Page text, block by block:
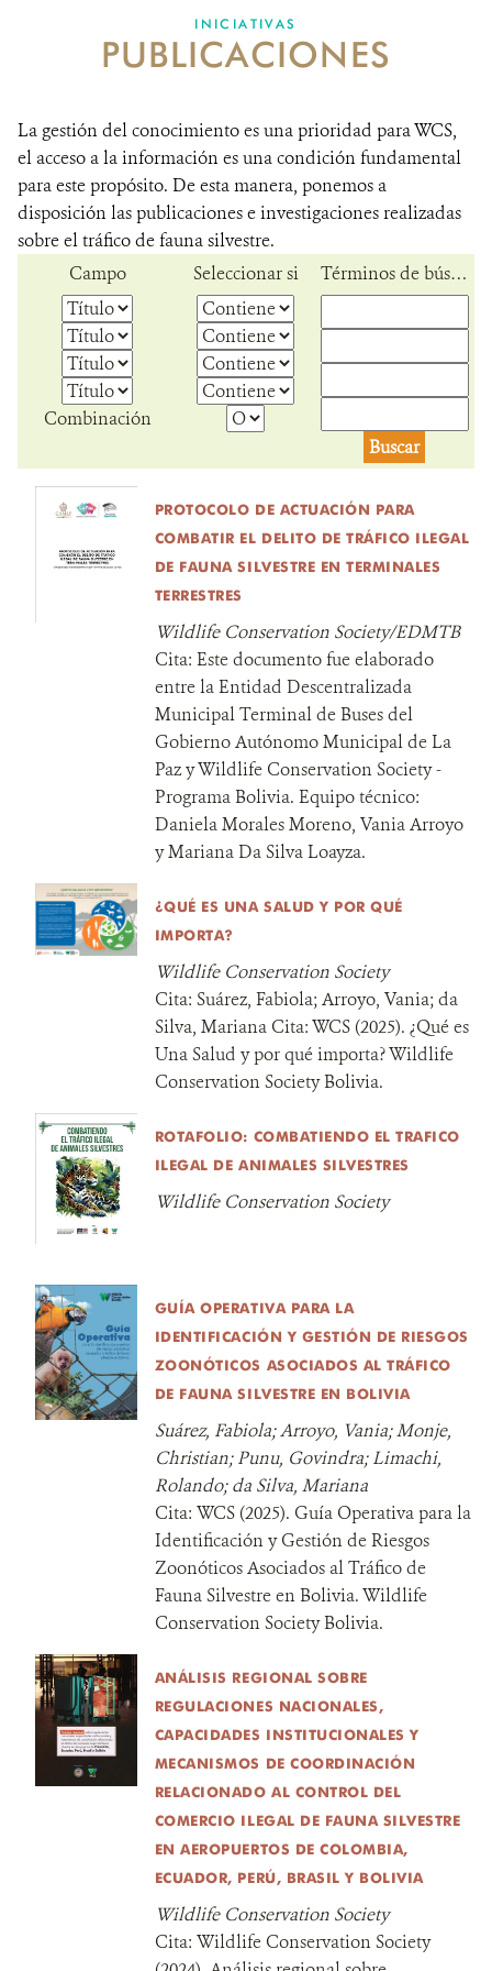
NOSOTROS
INICIATIVAS
PUBLICACIONES
La gestión del conocimiento es una prioridad para WCS,
el acceso a la información es una condición fundamental
para este propósito. De esta manera, ponemos a
disposición las publicaciones e investigaciones realizadas
sobre el tráfico de fauna silvestre.
Campo
Combinación
Seleccionar si Términos de búsqueda
PROTOCOLO DE ACTUACIÓN PARA
COMBATIR EL DELITO DE TRÁFICO ILEGAL
DE FAUNA SILVESTRE EN TERMINALES
TERRESTRES
Wildlife Conservation Society/EDMTB
Cita: Este documento fue elaborado
entre la Entidad Descentralizada
Municipal Terminal de Buses del
Gobierno Autónomo Municipal de La
Paz y Wildlife Conservation Society -
Programa Bolivia. Equipo técnico:
Daniela Morales Moreno, Vania Arroyo
y Mariana Da Silva Loayza.
¿QUÉ ES UNA SALUD Y POR QUÉ
IMPORTA?
Wildlife Conservation Society
Cita: Suárez, Fabiola; Arroyo, Vania; da
Silva, Mariana Cita: WCS (2025). ¿Qué es
Una Salud y por qué importa? Wildlife
Conservation Society Bolivia.
ROTAFOLIO: COMBATIENDO EL TRAFICO
ILEGAL DE ANIMALES SILVESTRES
Wildlife Conservation Society
GUÍA OPERATIVA PARA LA
IDENTIFICACIÓN Y GESTIÓN DE RIESGOS
ZOONÓTICOS ASOCIADOS AL TRÁFICO
DE FAUNA SILVESTRE EN BOLIVIA
Suárez, Fabiola; Arroyo, Vania; Monje,
Christian; Punu, Govindra; Limachi,
Rolando; da Silva, Mariana
Cita: WCS (2025). Guía Operativa para la
Identificación y Gestión de Riesgos
Zoonóticos Asociados al Tráfico de
Fauna Silvestre en Bolivia. Wildlife
Conservation Society Bolivia.
ANÁLISIS REGIONAL SOBRE
REGULACIONES NACIONALES,
CAPACIDADES INSTITUCIONALES Y
MECANISMOS DE COORDINACIÓN
RELACIONADO AL CONTROL DEL
COMERCIO ILEGAL DE FAUNA SILVESTRE
EN AEROPUERTOS DE COLOMBIA,
ECUADOR, PERÚ, BRASIL Y BOLIVIA
Wildlife Conservation Society
Cita: Wildlife Conservation Society